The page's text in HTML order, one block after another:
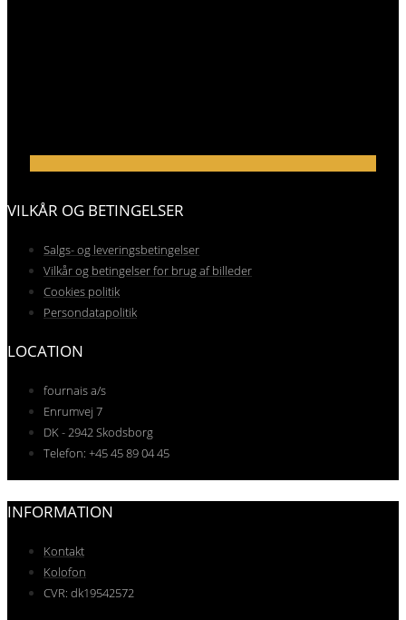
VILKÅR OG BETINGELSER
Salgs- og leveringsbetingelser
Vilkår og betingelser for brug af billeder
Cookies politik
Persondatapolitik
LOCATION
fournais a/s
Enrumvej 7
DK - 2942 Skodsborg
Telefon: +45 45 89 04 45
INFORMATION
Kontakt
Kolofon
CVR: dk19542572